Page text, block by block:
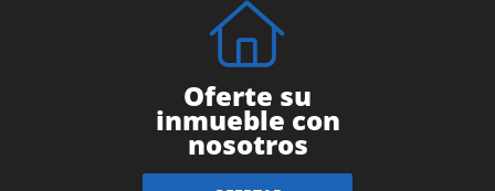
Oferte su
inmueble con
nosotros